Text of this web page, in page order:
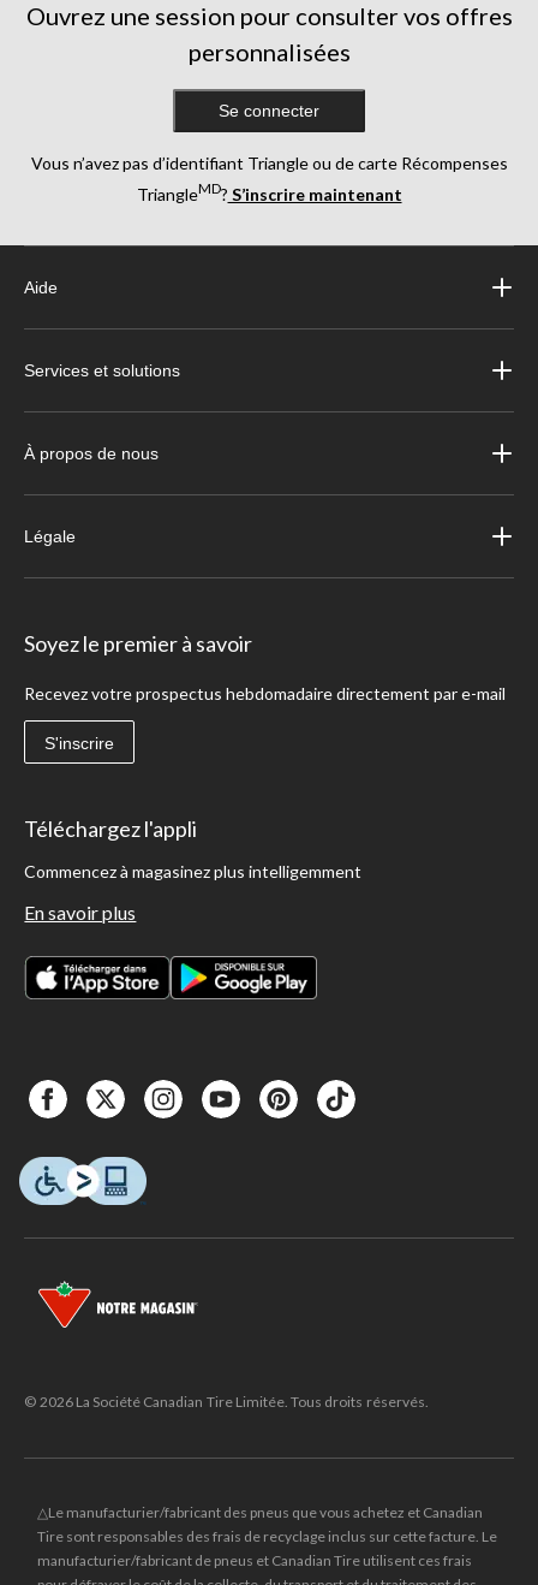
Ouvrez une session pour consulter vos offres
personnalisées
Se connecter
Vous n’avez pas d’identifiant Triangle ou de carte Récompenses
TriangleMD? S’inscrire maintenant
Aide
Services et solutions
À propos de nous
Légale
Soyez le premier à savoir
Recevez votre prospectus hebdomadaire directement par e-mail
S'inscrire
Téléchargez l'appli
Commencez à magasinez plus intelligemment
En savoir plus
© 2026 La Société Canadian Tire Limitée. Tous droits réservés.
△Le manufacturier/fabricant des pneus que vous achetez et Canadian
Tire sont responsables des frais de recyclage inclus sur cette facture. Le
manufacturier/fabricant de pneus et Canadian Tire utilisent ces frais